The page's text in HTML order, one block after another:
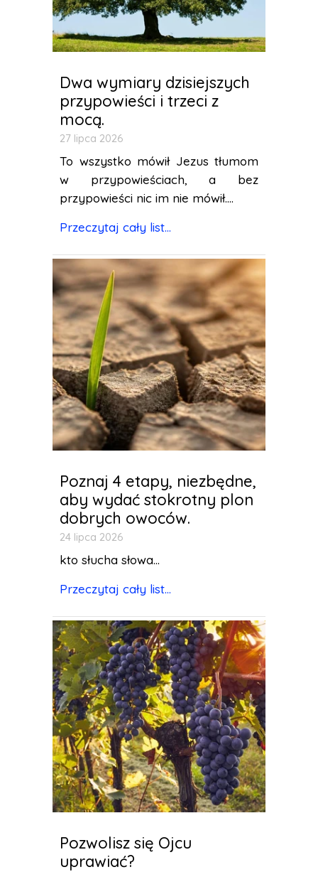
Dwa wymiary dzisiejszych
przypowieści i trzeci z
mocą.
27 lipca 2026
To wszystko mówił Jezus tłumom
w przypowieściach, a bez
przypowieści nic im nie mówił....
Przeczytaj cały list...
Poznaj 4 etapy, niezbędne,
aby wydać stokrotny plon
dobrych owoców.
24 lipca 2026
kto słucha słowa...
Przeczytaj cały list...
Pozwolisz się Ojcu
uprawiać?